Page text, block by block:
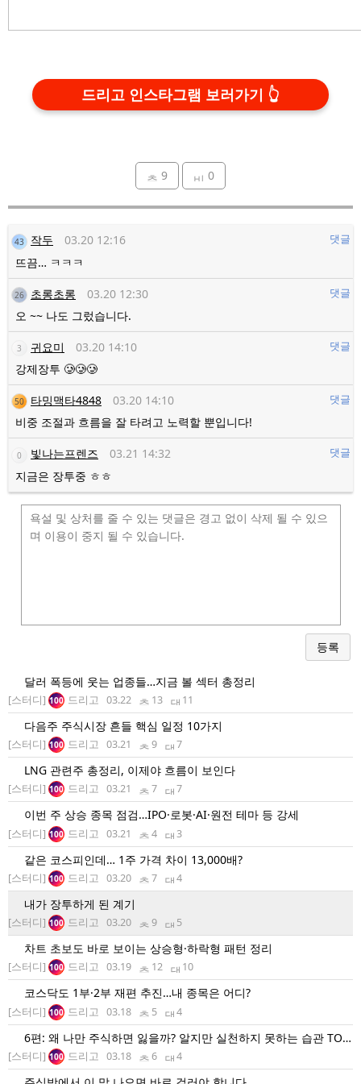
드리고 인스타그램 보러가기
9 0
43 작두 03.20 12:16 댓글
뜨끔… ㅋㅋㅋ
26 초롱초롱 03.20 12:30 댓글
오 ~~ 나도 그렀습니다.
3 귀요미 03.20 14:10 댓글
강제장투 🥲🥲🥲
50 타밍맥타4848 03.20 14:10 댓글
비중 조절과 흐름을 잘 타려고 노력할 뿐입니다!
0 빛나는프렌즈 03.21 14:32 댓글
지금은 장투중 ㅎㅎ
등록
달러 폭등에 웃는 업종들…지금 볼 섹터 총정리
[스터디] 100 드리고 03.22 13 11
다음주 주식시장 흔들 핵심 일정 10가지
[스터디] 100 드리고 03.21 9 7
LNG 관련주 총정리, 이제야 흐름이 보인다
[스터디] 100 드리고 03.21 7 7
이번 주 상승 종목 점검…IPO·로봇·AI·원전 테마 등 강세
[스터디] 100 드리고 03.21 4 3
같은 코스피인데… 1주 가격 차이 13,000배?
[스터디] 100 드리고 03.20 7 4
내가 장투하게 된 계기
[스터디] 100 드리고 03.20 9 5
차트 초보도 바로 보이는 상승형·하락형 패턴 정리
[스터디] 100 드리고 03.19 12 10
코스닥도 1부·2부 재편 추진…내 종목은 어디?
[스터디] 100 드리고 03.18 5 4
6편: 왜 나만 주식하면 잃을까? 알지만 실천하지 못하는 습관 TOP
12
[스터디] 100 드리고 03.18 6 4